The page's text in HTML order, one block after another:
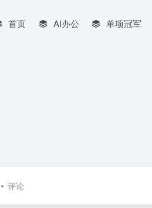
首页 AI办公 单项冠军
评论